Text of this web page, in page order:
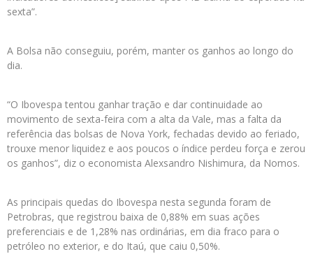
sexta”.
A Bolsa não conseguiu, porém, manter os ganhos ao longo do
dia.
“O Ibovespa tentou ganhar tração e dar continuidade ao
movimento de sexta-feira com a alta da Vale, mas a falta da
referência das bolsas de Nova York, fechadas devido ao feriado,
trouxe menor liquidez e aos poucos o índice perdeu força e zerou
os ganhos”, diz o economista Alexsandro Nishimura, da Nomos.
As principais quedas do Ibovespa nesta segunda foram de
Petrobras, que registrou baixa de 0,88% em suas ações
preferenciais e de 1,28% nas ordinárias, em dia fraco para o
petróleo no exterior, e do Itaú, que caiu 0,50%.